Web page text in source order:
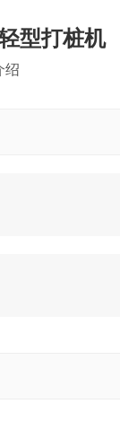
型打桩机
绍